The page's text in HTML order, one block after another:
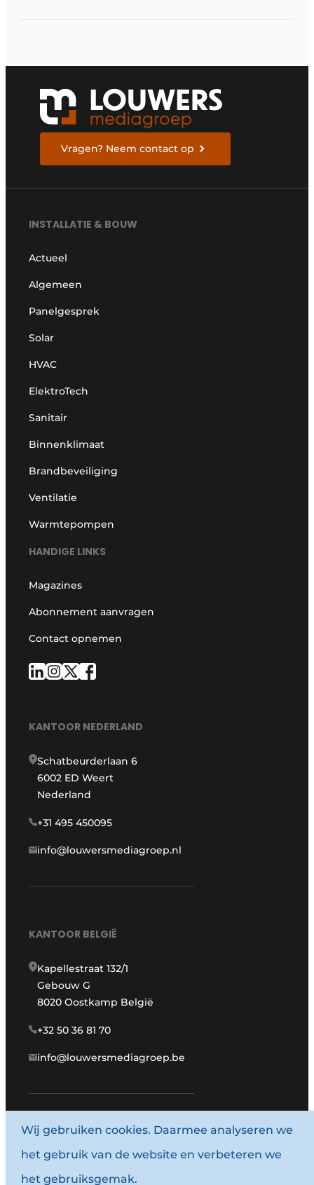
Vragen? Neem contact op
INSTALLATIE & BOUW
Actueel
Algemeen
Panelgesprek
Solar
HVAC
ElektroTech
Sanitair
Binnenklimaat
Brandbeveiliging
Ventilatie
Warmtepompen
HANDIGE LINKS
Magazines
Abonnement aanvragen
Contact opnemen
KANTOOR NEDERLAND
Schatbeurderlaan 6
6002 ED Weert
Nederland
+31 495 450095
info@louwersmediagroep.nl
KANTOOR BELGIË
Kapellestraat 132/1
Gebouw G
8020 Oostkamp België
+32 50 36 81 70
info@louwersmediagroep.be
www.louwersmediagroep.com
© 1987 - 2026 Louwersmediagroep.
Algemene voorwaarden
Wij gebruiken cookies. Daarmee analyseren we
het gebruik van de website en verbeteren we
het gebruiksgemak.